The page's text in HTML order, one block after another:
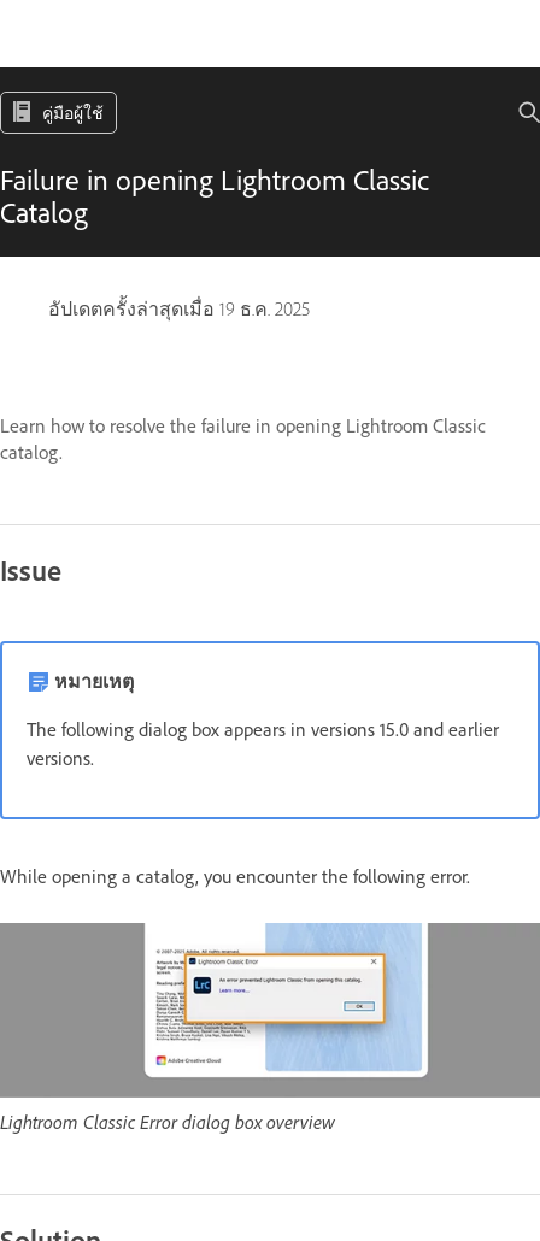
คู่มือผู้ใช้
Failure in opening Lightroom Classic
Catalog
อัปเดตครั้งล่าสุดเมื่อ 19 ธ.ค. 2025
Learn how to resolve the failure in opening Lightroom Classic
catalog.
Issue
หมายเหตุ
The following dialog box appears in versions 15.0 and earlier
versions.
While opening a catalog, you encounter the following error.
Lightroom Classic Error dialog box overview